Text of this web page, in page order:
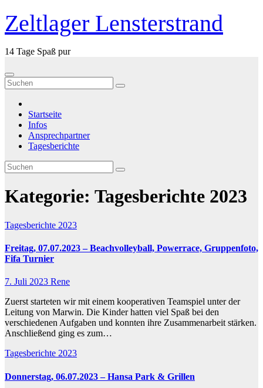
Zum
Inhalt
springen
Zeltlager Lensterstrand
14 Tage Spaß pur
Startseite
Infos
Ansprechpartner
Tagesberichte
Kategorie: Tagesberichte 2023
Tagesberichte 2023
Freitag, 07.07.2023 – Beachvolleyball, Powerrace, Gruppenfoto,
Fifa Turnier
7. Juli 2023 Rene
Zuerst starteten wir mit einem kooperativen Teamspiel unter der
Leitung von Marwin. Die Kinder hatten viel Spaß bei den
verschiedenen Aufgaben und konnten ihre Zusammenarbeit stärken.
Anschließend ging es zum…
Tagesberichte 2023
Donnerstag, 06.07.2023 – Hansa Park & Grillen